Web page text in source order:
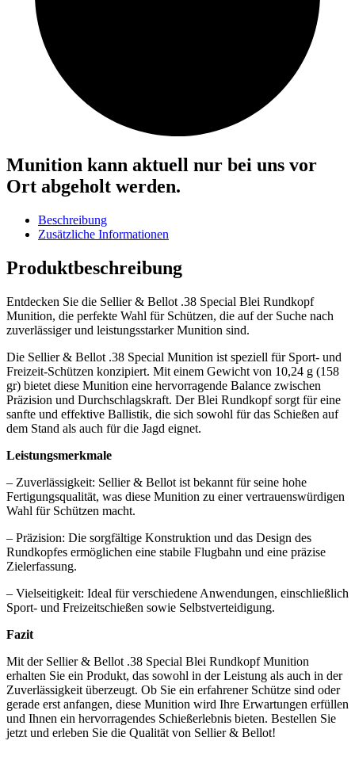
Munition kann aktuell nur bei uns vor
Ort abgeholt werden.
Beschreibung
Zusätzliche Informationen
Produktbeschreibung
Entdecken Sie die Sellier & Bellot .38 Special Blei Rundkopf
Munition, die perfekte Wahl für Schützen, die auf der Suche nach
zuverlässiger und leistungsstarker Munition sind.
Die Sellier & Bellot .38 Special Munition ist speziell für Sport- und
Freizeit-Schützen konzipiert. Mit einem Gewicht von 10,24 g (158
gr) bietet diese Munition eine hervorragende Balance zwischen
Präzision und Durchschlagskraft. Der Blei Rundkopf sorgt für eine
sanfte und effektive Ballistik, die sich sowohl für das Schießen auf
dem Stand als auch für die Jagd eignet.
Leistungsmerkmale
– Zuverlässigkeit: Sellier & Bellot ist bekannt für seine hohe
Fertigungsqualität, was diese Munition zu einer vertrauenswürdigen
Wahl für Schützen macht.
– Präzision: Die sorgfältige Konstruktion und das Design des
Rundkopfes ermöglichen eine stabile Flugbahn und eine präzise
Zielerfassung.
– Vielseitigkeit: Ideal für verschiedene Anwendungen, einschließlich
Sport- und Freizeitschießen sowie Selbstverteidigung.
Fazit
Mit der Sellier & Bellot .38 Special Blei Rundkopf Munition
erhalten Sie ein Produkt, das sowohl in der Leistung als auch in der
Zuverlässigkeit überzeugt. Ob Sie ein erfahrener Schütze sind oder
gerade erst anfangen, diese Munition wird Ihre Erwartungen erfüllen
und Ihnen ein hervorragendes Schießerlebnis bieten. Bestellen Sie
jetzt und erleben Sie die Qualität von Sellier & Bellot!